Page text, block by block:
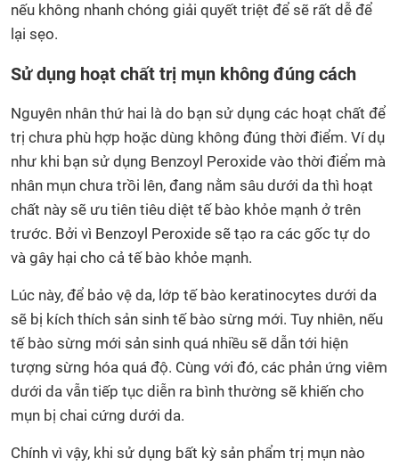
nếu không nhanh chóng giải quyết triệt để sẽ rất dễ để
lại sẹo.
Sử dụng hoạt chất trị mụn không đúng cách
Nguyên nhân thứ hai là do bạn sử dụng các hoạt chất để
trị chưa phù hợp hoặc dùng không đúng thời điểm. Ví dụ
như khi bạn sử dụng Benzoyl Peroxide vào thời điểm mà
nhân mụn chưa trồi lên, đang nằm sâu dưới da thì hoạt
chất này sẽ ưu tiên tiêu diệt tế bào khỏe mạnh ở trên
trước. Bởi vì Benzoyl Peroxide sẽ tạo ra các gốc tự do
và gây hại cho cả tế bào khỏe mạnh.
Lúc này, để bảo vệ da, lớp tế bào keratinocytes dưới da
sẽ bị kích thích sản sinh tế bào sừng mới. Tuy nhiên, nếu
tế bào sừng mới sản sinh quá nhiều sẽ dẫn tới hiện
tượng sừng hóa quá độ. Cùng với đó, các phản ứng viêm
dưới da vẫn tiếp tục diễn ra bình thường sẽ khiến cho
mụn bị chai cứng dưới da.
Chính vì vậy, khi sử dụng bất kỳ sản phẩm trị mụn nào